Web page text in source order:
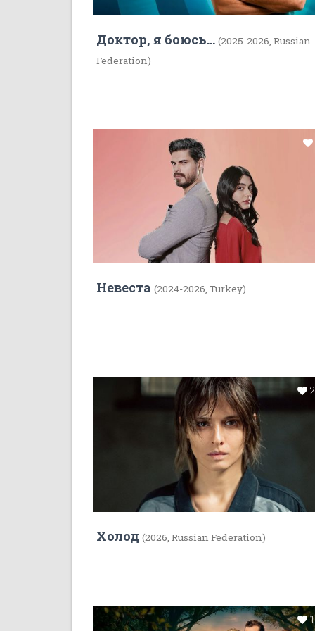
Доктор, я боюсь... (2025-2026, Russian
Federation)
Невеста (2024-2026, Turkey)
Холод (2026, Russian Federation)